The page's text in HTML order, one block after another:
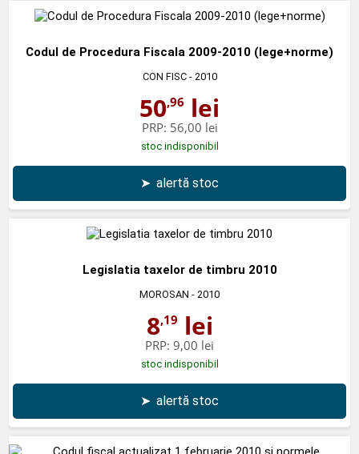
Codul de Procedura Fiscala 2009-2010 (lege+norme)
CON FISC- 2010
50,96 lei
PRP: 56,00 lei
stoc indisponibil
➤ alertă stoc
Legislatia taxelor de timbru 2010
MOROSAN - 2010
8,19 lei
PRP: 9,00 lei
stoc indisponibil
➤ alertă stoc